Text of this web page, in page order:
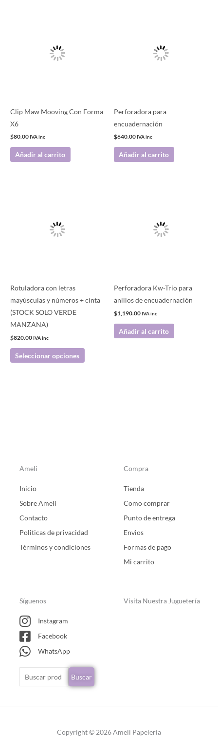
Clip Maw Mooving Con Forma
X6
$80.00 IVA inc
Añadir al carrito
Perforadora para
encuadernación
$640.00 IVA inc
Añadir al carrito
Rotuladora con letras
mayúsculas y números + cinta
(STOCK SOLO VERDE
MANZANA)
$820.00 IVA inc
Seleccionar opciones
elegir
de
Perforadora Kw-Trio para
anillos de encuadernación
$1,190.00 IVA inc
Añadir al carrito
Ameli
Inicio
Sobre Ameli
Contacto
Politicas de privacidad
Términos y condiciones
Compra
Tienda
Como comprar
Punto de entrega
Envios
Formas de pago
Mi carrito
Síguenos
Instagram
Facebook
WhatsApp
Buscar
por:
Buscar
Visita Nuestra Juguetería
Copyright © 2026 Ameli Papeleria